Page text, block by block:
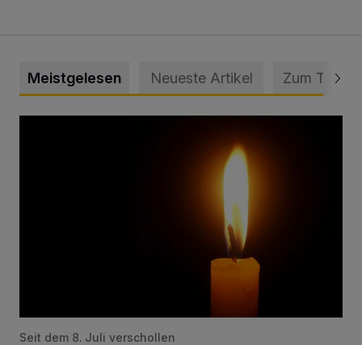
Meistgelesen Neueste Artikel Zum Thema
Seit dem 8. Juli verschollen